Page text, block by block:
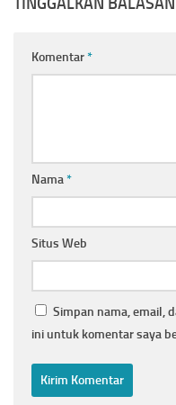
Komentar*
Nama*
Situs Web
Simpan nama, email,
ini untuk komentar saya